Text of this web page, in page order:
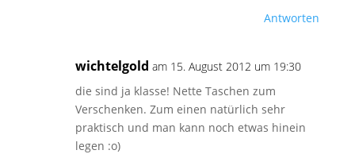
Antworten
wichtelgold am 15. August 2012 um 19:30
die sind ja klasse! Nette Taschen zum
Verschenken. Zum einen natürlich sehr
praktisch und man kann noch etwas hinein
legen :o)